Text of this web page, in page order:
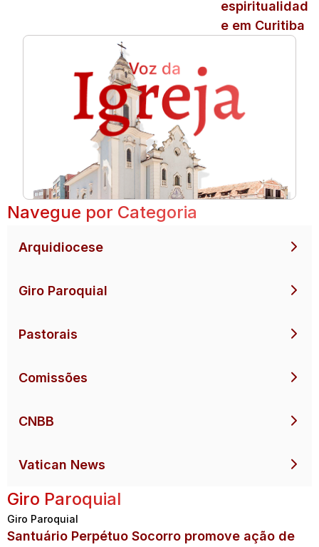
espiritualidad
e em Curitiba
Navegue por Categoria
Arquidiocese
Giro Paroquial
Pastorais
Comissões
CNBB
Vatican News
Giro Paroquial
Giro Paroquial
Santuário Perpétuo Socorro promove ação de